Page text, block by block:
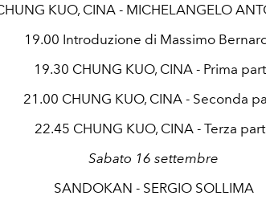
KUO, CINA - MICHELANGELO
19.00 Introduzione di Massimo
19.30 CHUNG KUO, CINA - Prima
21.00 CHUNG KUO, CINA - Seconda
22.45 CHUNG KUO, CINA - Terza
Sabato 16 settembre
SANDOKAN - SERGIO SOLLIMA